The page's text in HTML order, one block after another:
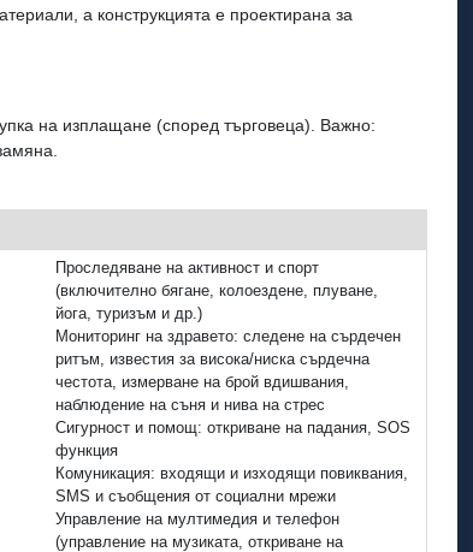
а конструкцията е проектирана за
на изплащане (според търговеца). Важно:
Проследяване на активност и спорт
(включително бягане, колоездене, плуване,
йога, туризъм и др.)
Мониторинг на здравето: следене на сърдечен
ритъм, известия за висока/ниска сърдечна
честота, измерване на брой вдишвания,
наблюдение на съня и нива на стрес
Сигурност и помощ: откриване на падания, SOS
функция
Комуникация: входящи и изходящи повиквания,
SMS и съобщения от социални мрежи
Управление на мултимедия и телефон
(управление на музиката, откриване на